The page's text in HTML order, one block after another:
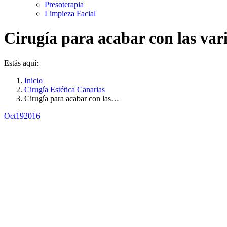
Presoterapia
Limpieza Facial
Cirugía para acabar con las
Estás aquí:
Inicio
Cirugía Estética Canarias
Cirugía para acabar con las…
Oct192016